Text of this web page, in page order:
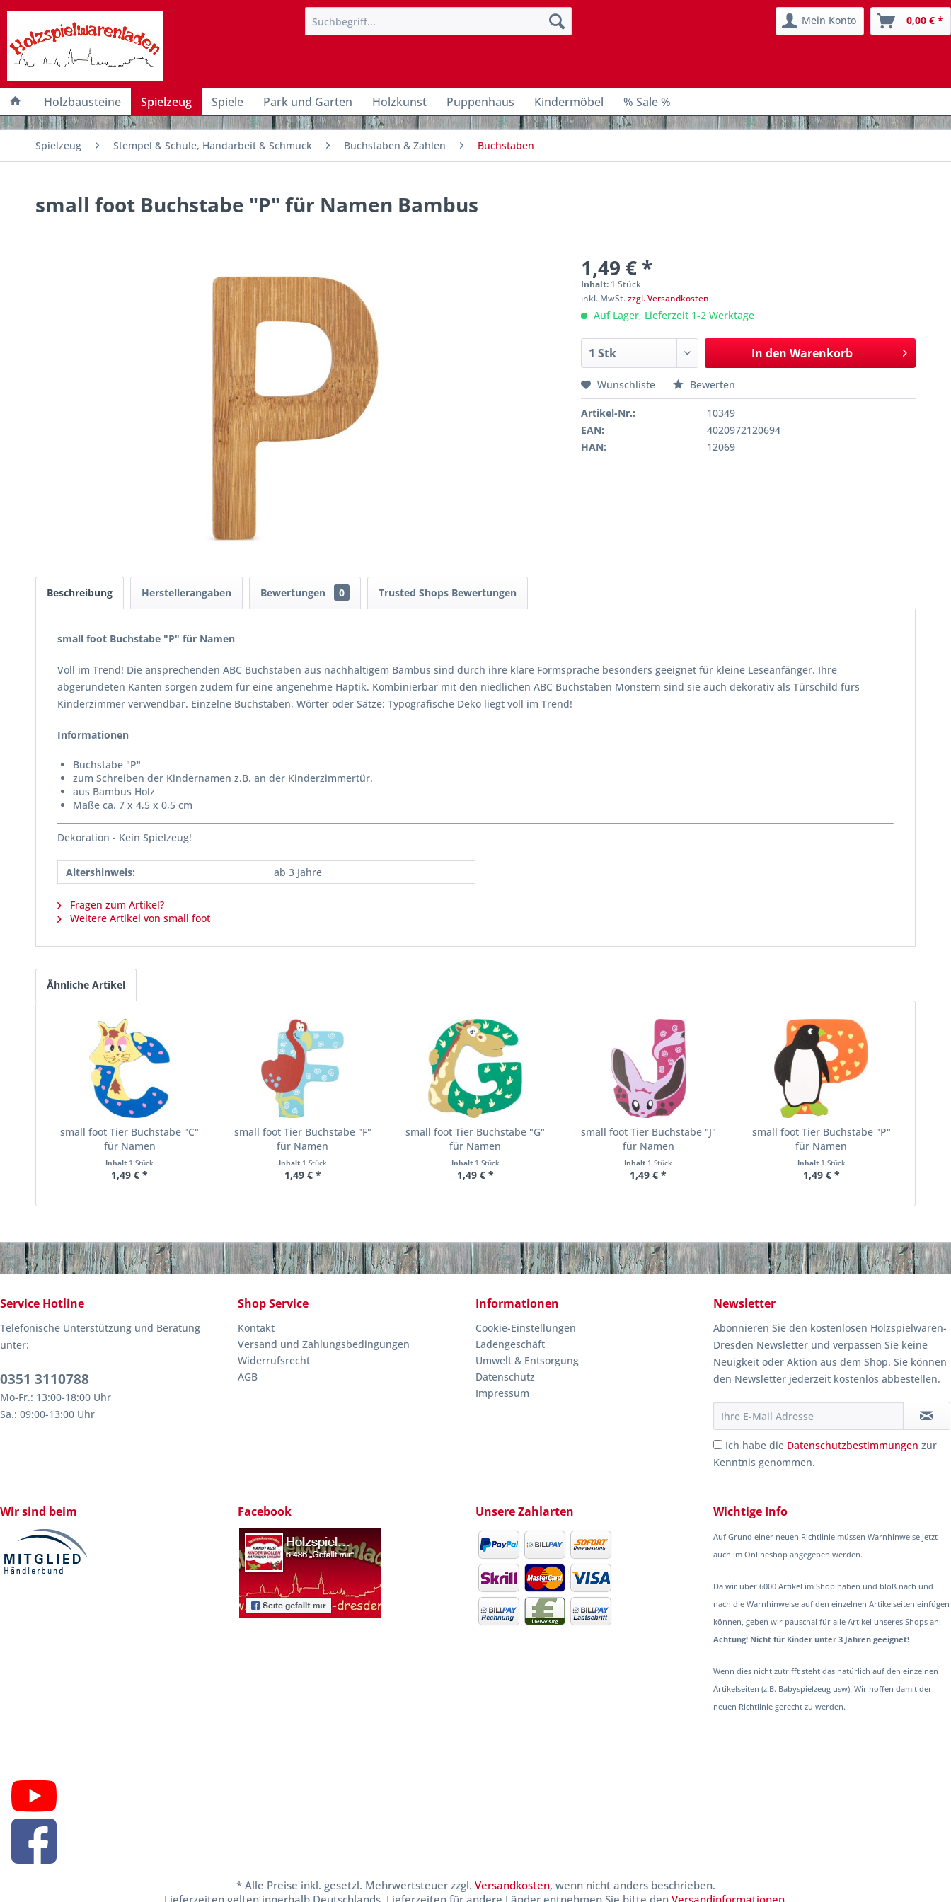
Mein Konto 0,00 € *
Holzbausteine Spielzeug Spiele Park und Garten Holzkunst Puppenhaus Kindermöbel % Sale %
Spielzeug Stempel & Schule, Handarbeit & Schmuck Buchstaben & Zahlen Buchstaben
small foot Buchstabe "P" für Namen Bambus
1,49 € *
Inhalt: 1 Stück
inkl. MwSt.zzgl. Versandkosten
Auf Lager, Lieferzeit 1-2 Werktage
In den Warenkorb
Wunschliste Bewerten
Artikel-Nr.:
10349
EAN:
4020972120694
HAN:
12069
Beschreibung Herstellerangaben Bewertungen 0 Trusted Shops Bewertungen
small foot Buchstabe "P" für Namen
Voll im Trend! Die ansprechenden ABC Buchstaben aus nachhaltigem Bambus sind durch ihre klare Formsprache besonders geeignet für kleine Leseanfänger. Ihre
abgerundeten Kanten sorgen zudem für eine angenehme Haptik. Kombinierbar mit den niedlichen ABC Buchstaben Monstern sind sie auch dekorativ als Türschild fürs
Kinderzimmer verwendbar. Einzelne Buchstaben, Wörter oder Sätze: Typografische Deko liegt voll im Trend!
Informationen
Buchstabe "P"
zum Schreiben der Kindernamen z.B. an der Kinderzimmertür.
aus Bambus Holz
Maße ca. 7 x 4,5 x 0,5 cm
Dekoration - Kein Spielzeug!
Altershinweis: ab 3 Jahre
Fragen zum Artikel?
Weitere Artikel von small foot
Ähnliche Artikel
small foot Tier Buchstabe "C"
für Namen
Inhalt 1 Stück
1,49 € *
small foot Tier Buchstabe "F"
für Namen
Inhalt 1 Stück
1,49 € *
small foot Tier Buchstabe "G"
für Namen
Inhalt 1 Stück
1,49 € *
small foot Tier Buchstabe "J"
für Namen
Inhalt 1 Stück
1,49 € *
small foot Tier Buchstabe "P"
für Namen
Inhalt 1 Stück
1,49 € *
Service Hotline
Telefonische Unterstützung und Beratung
unter:
0351 3110788
Mo-Fr.: 13:00-18:00 Uhr
Sa.: 09:00-13:00 Uhr
Shop Service
Kontakt
Versand und Zahlungsbedingungen
Widerrufsrecht
AGB
Informationen
Cookie-Einstellungen
Ladengeschäft
Umwelt & Entsorgung
Datenschutz
Impressum
Newsletter
Abonnieren Sie den kostenlosen Holzspielwaren-
Dresden Newsletter und verpassen Sie keine
Neuigkeit oder Aktion aus dem Shop. Sie können
den Newsletter jederzeit kostenlos abbestellen.
Ich habe die Datenschutzbestimmungen zur
Kenntnis genommen.
Wir sind beim Facebook Unsere Zahlarten Wichtige Info
Auf Grund einer neuen Richtlinie müssen Warnhinweise jetzt
auch im Onlineshop angegeben werden.
Da wir über 6000 Artikel im Shop haben und bloß nach und
nach die Warnhinweise auf den einzelnen Artikelseiten einfügen
können, geben wir pauschal für alle Artikel unseres Shops an:
Achtung! Nicht für Kinder unter 3 Jahren geeignet!
Wenn dies nicht zutrifft steht das natürlich auf den einzelnen
Artikelseiten (z.B. Babyspielzeug usw). Wir hoffen damit der
neuen Richtlinie gerecht zu werden.
* Alle Preise inkl. gesetzl. Mehrwertsteuer zzgl. Versandkosten, wenn nicht anders beschrieben.